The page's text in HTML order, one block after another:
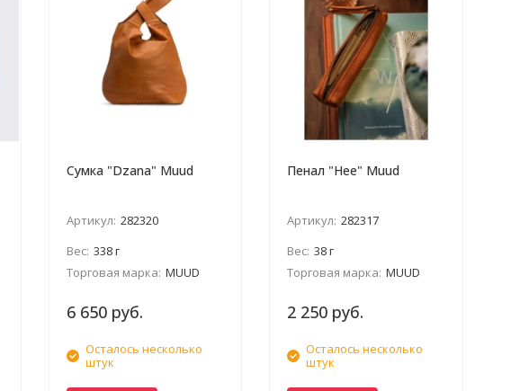
Сумка "Dzana" Muud
Артикул: 282320
Вес: 338 г
Торговая марка: MUUD
6 650 руб.
Осталось несколько
штук
Пенал "Hee" Muud
Артикул: 282317
Вес: 38 г
Торговая марка: MUUD
2 250 руб.
Осталось несколько
штук